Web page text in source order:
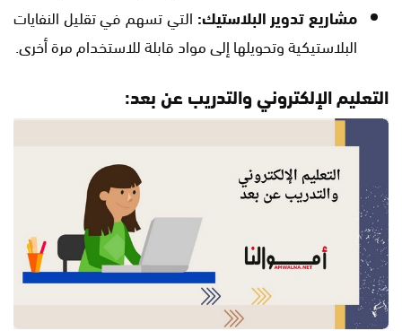
مشاريع تدوير البلاستيك: التي تسهم في تقليل النفايات
البلاستيكية وتحويلها إلى مواد قابلة للاستخدام مرة أخرى.
التعليم الإلكتروني والتدريب عن بعد: